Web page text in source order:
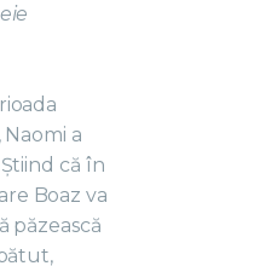
a
că în
Boaz va
păzească